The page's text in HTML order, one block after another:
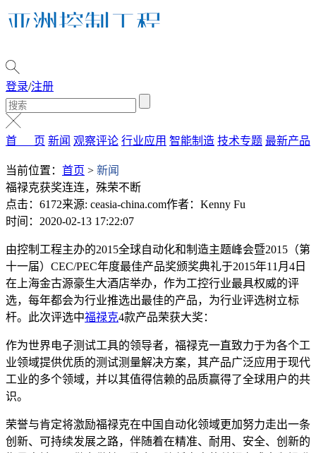
登录/注册
首 页 新闻 观察评论 行业应用 智能制造 技术专题 最新产品
当前位置： 首页 > 新闻
福禄克获奖连连，殊荣不断
点击：6172来源: ceasia-china.com作者：Kenny Fu
时间：2020-02-13 17:22:07
由控制工程主办的2015全球自动化和制造主题峰会暨2015（第
十一届）CEC/PEC年度最佳产品奖颁奖典礼于2015年11月4日
在上海金古源豪生大酒店举办，作为工控行业最具权威的评
选，每年都会为行业推选出最佳的产品，为行业评选树立标
杆。此次评选中福禄克4款产品荣获大奖：
作为世界电子测试工具的领导者，福禄克一直致力于为各个工
业领域提供优质的测试测量解决方案，其产品广泛应用于现代
工业的多个领域，并以其值得信赖的品质赢得了全球用户的共
识。
荣誉与肯定将激励福禄克在中国自动化领域更加努力走出一条
创新、可持续发展之路，伴随着在精准、耐用、安全、创新的